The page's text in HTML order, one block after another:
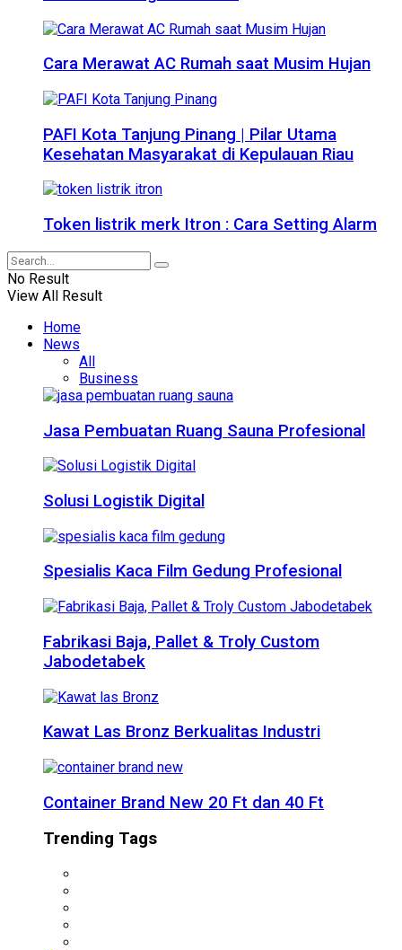
Cara Merawat AC Rumah saat Musim Hujan
PAFI Kota Tanjung Pinang | Pilar Utama
Kesehatan Masyarakat di Kepulauan Riau
Token listrik merk Itron : Cara Setting Alarm
No Result
View All Result
Home
News
All
Business
Jasa Pembuatan Ruang Sauna Profesional
Solusi Logistik Digital
Spesialis Kaca Film Gedung Profesional
Fabrikasi Baja, Pallet & Troly Custom
Jabodetabek
Kawat Las Bronz Berkualitas Industri
Container Brand New 20 Ft dan 40 Ft
Trending Tags